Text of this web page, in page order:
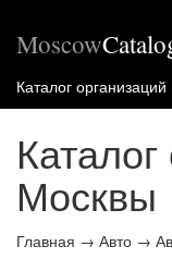
Moscow
Каталог
Москвы
Главная → Авто →